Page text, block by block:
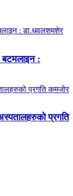
बटमलाइन :
प्रगति